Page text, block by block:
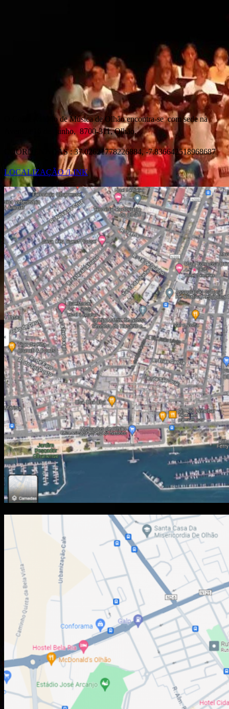
O Conservatório de Música de Olhão encontra-se com sede na
Avenida 16 de junho, 8700-311, Olhão.
COORDENADAS : 37.02621778226884, -7.836642518968687
LOCALIZAÇÃO /LINK